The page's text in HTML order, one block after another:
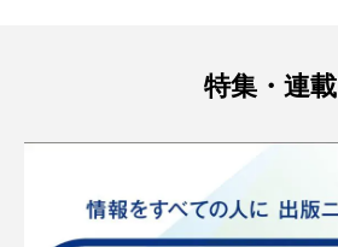
特集・連載